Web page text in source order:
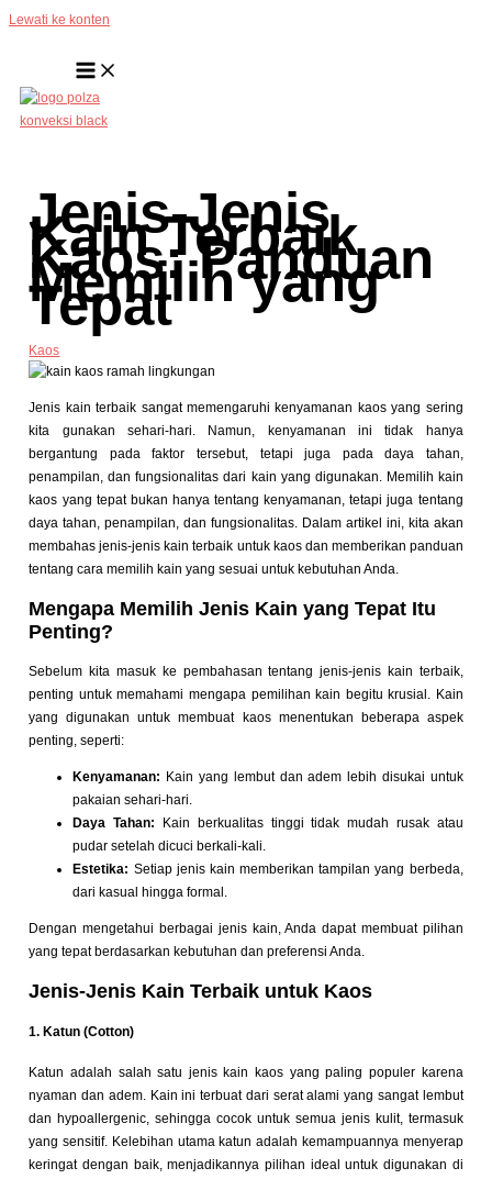
Lewati ke konten
Jenis-Jenis
Kain Terbaik
Kaos: Panduan
Memilih yang
Tepat
Kaos
Jenis kain terbaik sangat memengaruhi kenyamanan kaos yang sering
kita gunakan sehari-hari. Namun, kenyamanan ini tidak hanya
bergantung pada faktor tersebut, tetapi juga pada daya tahan,
penampilan, dan fungsionalitas dari kain yang digunakan. Memilih kain
kaos yang tepat bukan hanya tentang kenyamanan, tetapi juga tentang
daya tahan, penampilan, dan fungsionalitas. Dalam artikel ini, kita akan
membahas jenis-jenis kain terbaik untuk kaos dan memberikan panduan
tentang cara memilih kain yang sesuai untuk kebutuhan Anda.
Mengapa Memilih Jenis Kain yang Tepat Itu
Penting?
Sebelum kita masuk ke pembahasan tentang jenis-jenis kain terbaik,
penting untuk memahami mengapa pemilihan kain begitu krusial. Kain
yang digunakan untuk membuat kaos menentukan beberapa aspek
penting, seperti:
Kenyamanan: Kain yang lembut dan adem lebih disukai untuk
pakaian sehari-hari.
Daya Tahan: Kain berkualitas tinggi tidak mudah rusak atau
pudar setelah dicuci berkali-kali.
Estetika: Setiap jenis kain memberikan tampilan yang berbeda,
dari kasual hingga formal.
Dengan mengetahui berbagai jenis kain, Anda dapat membuat pilihan
yang tepat berdasarkan kebutuhan dan preferensi Anda.
Jenis-Jenis Kain Terbaik untuk Kaos
1. Katun (Cotton)
Katun adalah salah satu jenis kain kaos yang paling populer karena
nyaman dan adem. Kain ini terbuat dari serat alami yang sangat lembut
dan hypoallergenic, sehingga cocok untuk semua jenis kulit, termasuk
yang sensitif. Kelebihan utama katun adalah kemampuannya menyerap
keringat dengan baik, menjadikannya pilihan ideal untuk digunakan di